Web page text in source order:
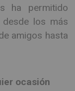
ha permitido
los más
amigos hasta
ocasión